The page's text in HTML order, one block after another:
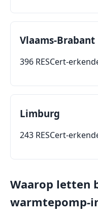
Vlaams-Brabant
396 RESCert-
Limburg
243 RESCert-
Waarop letten
warmtepomp-